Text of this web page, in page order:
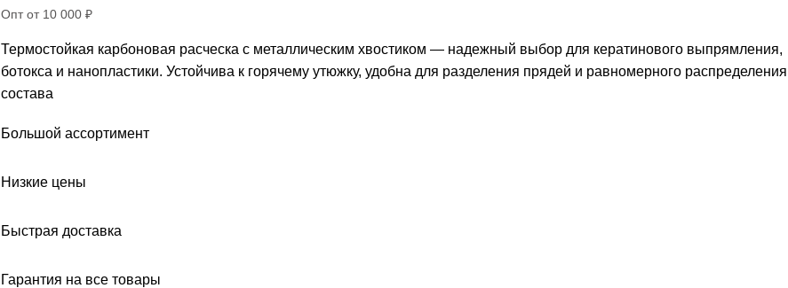
Опт от 10 000 ₽
Термостойкая карбоновая расческа с металлическим хвостиком — надежный выбор для кератинового выпрямления,
ботокса и нанопластики. Устойчива к горячему утюжку, удобна для разделения прядей и равномерного распределения
состава
Большой ассортимент
Низкие цены
Быстрая доставка
Гарантия на все товары